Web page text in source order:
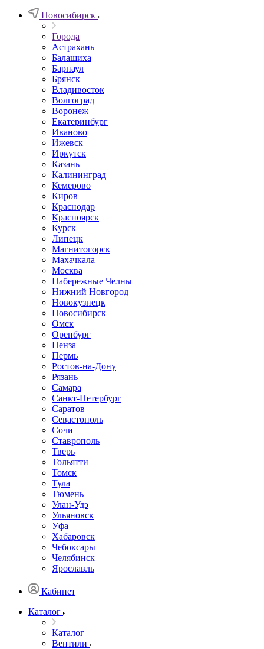
Новосибирск
Города
Астрахань
Балашиха
Барнаул
Брянск
Владивосток
Волгоград
Воронеж
Екатеринбург
Иваново
Ижевск
Иркутск
Казань
Калининград
Кемерово
Киров
Краснодар
Красноярск
Курск
Липецк
Магнитогорск
Махачкала
Москва
Набережные Челны
Нижний Новгород
Новокузнецк
Новосибирск
Омск
Оренбург
Пенза
Пермь
Ростов-на-Дону
Рязань
Самара
Санкт-Петербург
Саратов
Севастополь
Сочи
Ставрополь
Тверь
Тольятти
Томск
Тула
Тюмень
Улан-Удэ
Ульяновск
Уфа
Хабаровск
Чебоксары
Челябинск
Ярославль
Кабинет
Каталог
Каталог
Вентили